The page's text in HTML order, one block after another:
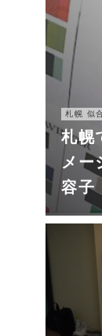
札幌 似
札幌
メー
容子